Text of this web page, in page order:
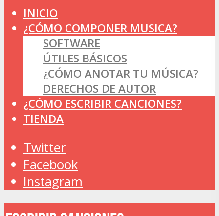
INICIO
¿CÓMO COMPONER MUSICA?
SOFTWARE
ÚTILES BÁSICOS
¿CÓMO ANOTAR TU MÚSICA?
DERECHOS DE AUTOR
¿CÓMO ESCRIBIR CANCIONES?
TIENDA
Twitter
Facebook
Instagram